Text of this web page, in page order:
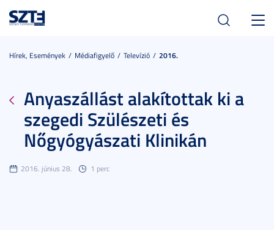
Hírek, Események Médiafigyelő Televízió 2016.
Anyaszállást alakítottak ki a
szegedi Szülészeti és
Nőgyógyászati Klinikán
2016. június 28. 1 perc